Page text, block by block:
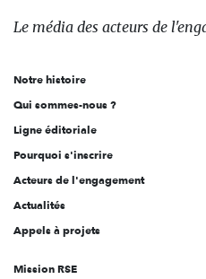
des
l'engagement
Le média des acteurs de
Notre histoire
Qui sommes-nous ?
Ligne éditoriale
Pourquoi s'inscrire
Acteurs de l'engagement
Actualités
Appels à projets
Mission RSE